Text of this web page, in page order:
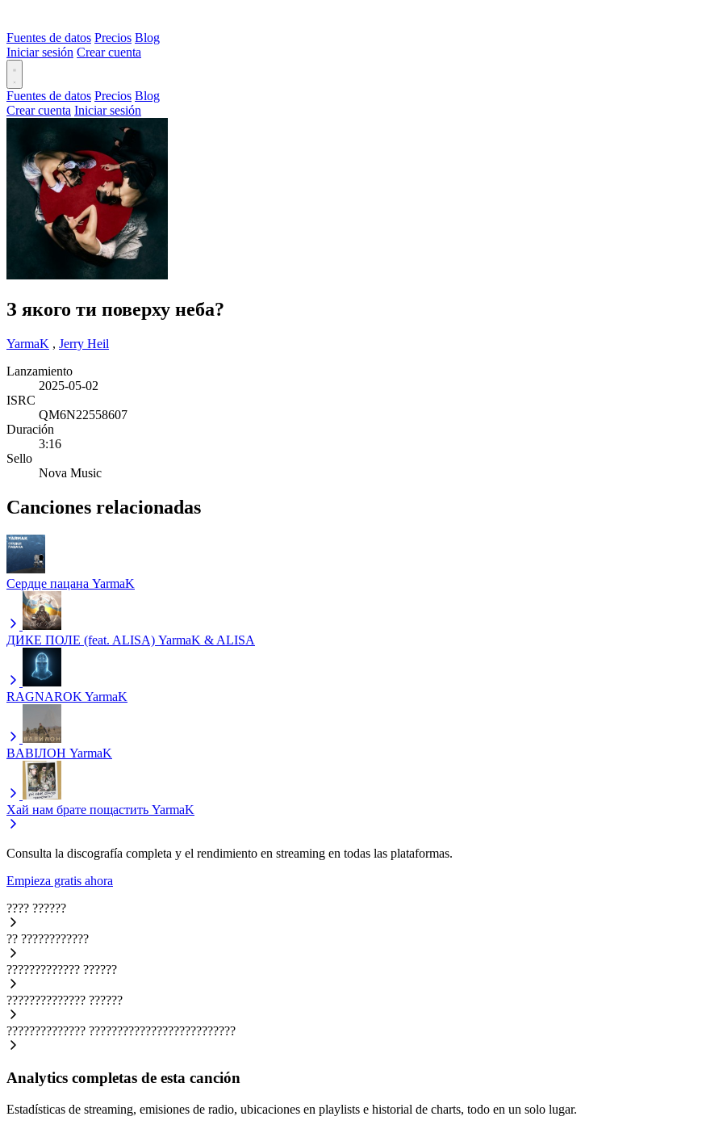
Fuentes de datos Precios Blog
Iniciar sesión Crear cuenta
Fuentes de datos Precios Blog
Crear cuenta Iniciar sesión
З якого ти поверху неба?
YarmaK , Jerry Heil
Lanzamiento
2025-05-02
ISRC
QM6N22558607
Duración
3:16
Sello
Nova Music
Canciones relacionadas
Сердце пацана YarmaK
ДИКЕ ПОЛЕ (feat. ALISA) YarmaK & ALISA
RAGNAROK YarmaK
BАВІЛОН YarmaK
Хай нам брате пощастить YarmaK
Consulta la discografía completa y el rendimiento en streaming en todas las plataformas.
Empieza gratis ahora
???? ??????
?? ????????????
????????????? ??????
?????????????? ??????
?????????????? ??????????????????????????
Analytics completas de esta canción
Estadísticas de streaming, emisiones de radio, ubicaciones en playlists e historial de charts, todo en un solo lugar.